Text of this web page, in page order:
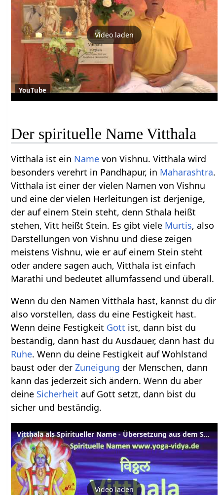
Video laden
YouTube
Der spirituelle Name Vitthala
Vitthala ist ein Name von Vishnu. Vitthala wird
besonders verehrt in Pandhapur, in Maharashtra.
Vitthala ist einer der vielen Namen von Vishnu
und eine der vielen Herleitungen ist derjenige,
der auf einem Stein steht, denn Sthala heißt
stehen, Vitt heißt Stein. Es gibt viele Murtis, also
Darstellungen von Vishnu und diese zeigen
meistens Vishnu, wie er auf einem Stein steht
oder andere sagen auch, Vitthala ist einfach
Marathi und bedeutet allumfassend und überall.
Wenn du den Namen Vitthala hast, kannst du dir
also vorstellen, dass du eine Festigkeit hast.
Wenn deine Festigkeit Gott ist, dann bist du
beständig, dann hast du Ausdauer, dann hast du
Ruhe. Wenn du deine Festigkeit auf Wohlstand
baust oder derZuneigung der Menschen, dann
kann das jederzeit sich ändern. Wenn du aber
deine Sicherheit auf Gott setzt, dann bist du
sicher und beständig.
Vitthala als Spiritueller Name - Übersetzung aus dem Sanskrit und Erläuterung
Video laden